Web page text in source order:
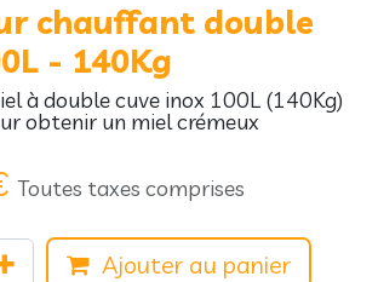
chauffant double
- 140Kg
à double cuve inox 100L (140Kg)
obtenir un miel crémeux
Toutes taxes comprises
Ajouter au panier